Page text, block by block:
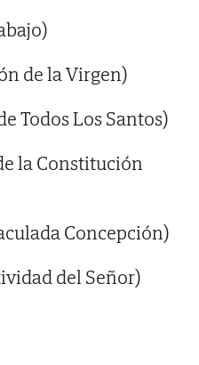
de la Virgen)
Todos Los Santos)
la Constitución
Concepción)
del Señor)